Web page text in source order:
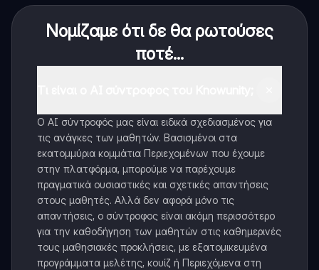
Νομίζαμε ότι δε θα ρωτούσες
ποτέ...
Ο AI σύντροφός μας είναι ειδικά σχεδιασμένος για
τις ανάγκες των μαθητών. Βασισμένοι στα
εκατομμύρια κομμάτια Περιεχομένων που έχουμε
στην πλατφόρμα, μπορούμε να παρέχουμε
πραγματικά ουσιαστικές και σχετικές απαντήσεις
στους μαθητές. Αλλά δεν αφορά μόνο τις
απαντήσεις, ο σύντροφος είναι ακόμη περισσότερο
για την καθοδήγηση των μαθητών στις καθημερινές
τους μαθησιακές προκλήσεις, με εξατομικευμένα
προγράμματα μελέτης, κουίζ ή Περιεχόμενα στη